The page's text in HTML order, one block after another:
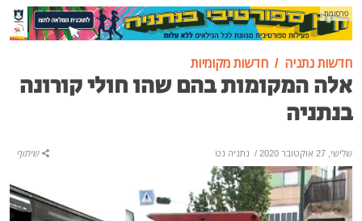
פרסומת
חדשות נתניה חדשות מקומיות
אלה המקומות בהם שהו חולי קורונה
בנתניה
שלישי, 27 אוקטובר 2020 / נתניה נט שיתוף